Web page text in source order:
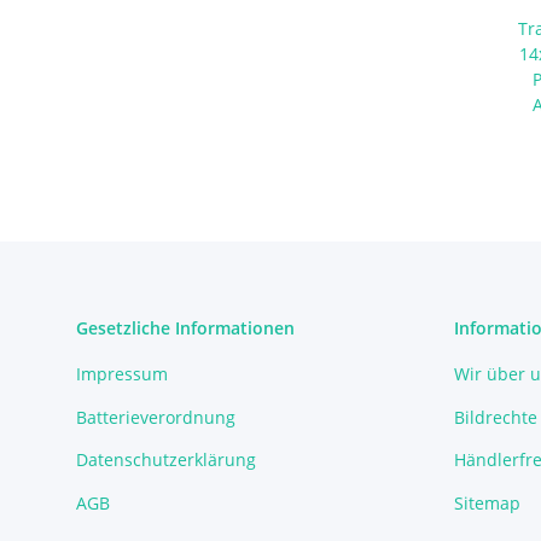
Gesetzliche Informationen
Impressum
Batterieverordnung
Datenschutzerklärung
AGB
Wir über
Sitemap